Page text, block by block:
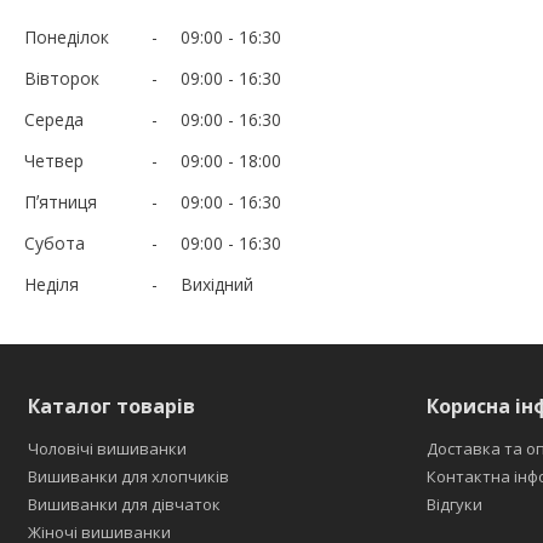
Понеділок 09:00
16:30
Вівторок
09:00
16:30
Середа
09:00
16:30
Четвер
09:00
18:00
Пʼятниця
09:00
16:30
Субота
09:00
16:30
Неділя
Вихідний
Каталог товарів
Чоловічі вишиванки
Вишиванки для хлопчиків
Вишиванки для дівчаток
Жіночі вишиванки
Корисна
Доставка та
Контактна
Відгуки